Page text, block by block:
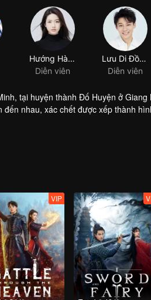
Hướng Hàm Chi
Diễn viên
Lưu Di Đồng
Diễn viên
tại huyện thành Đố Huyện ở
đến nhau, xác chết được xếp thành
khoái Khúc Tam Canh đã cùng
trong màn sương mù dày đặc, vụ
VIP